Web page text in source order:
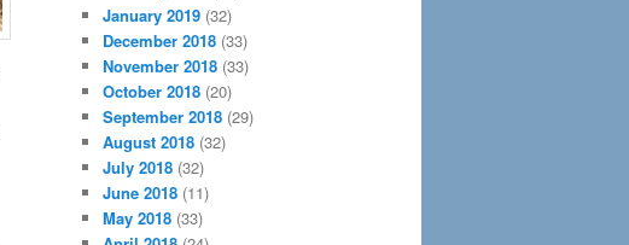
January 2019 (32)
December 2018 (33)
November 2018 (33)
October 2018 (20)
September 2018 (29)
August 2018 (32)
July 2018 (32)
June 2018 (11)
May 2018 (33)